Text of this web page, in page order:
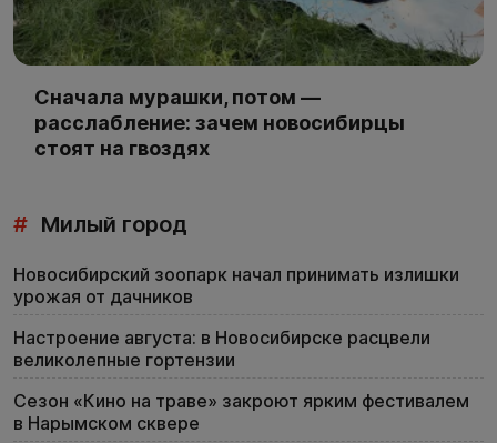
Сначала мурашки, потом —
расслабление: зачем новосибирцы
стоят на гвоздях
# Милый город
Новосибирский зоопарк начал принимать излишки
урожая от дачников
Настроение августа: в Новосибирске расцвели
великолепные гортензии
Сезон «Кино на траве» закроют ярким фестивалем
в Нарымском сквере